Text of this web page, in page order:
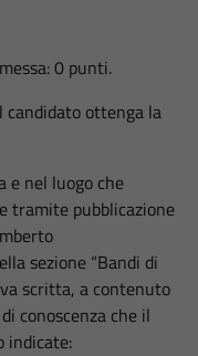
0 punti.
candidato ottenga la
e nel luogo che
tramite pubblicazione
sezione “Bandi di
scritta, a contenuto
conoscenza che il
indicate: